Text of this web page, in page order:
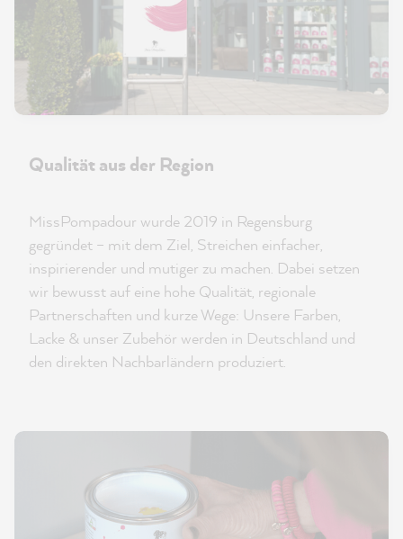
Qualität aus der Region
MissPompadour wurde 2019 in Regensburg
gegründet – mit dem Ziel, Streichen einfacher,
inspirierender und mutiger zu machen. Dabei setzen
wir bewusst auf eine hohe Qualität, regionale
Partnerschaften und kurze Wege: Unsere Farben,
Lacke & unser Zubehör werden in Deutschland und
den direkten Nachbarländern produziert.